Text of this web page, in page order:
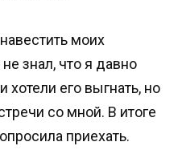
моих
знал, что я давно
хотели его выгнать, но
со мной. В итоге
приехать.